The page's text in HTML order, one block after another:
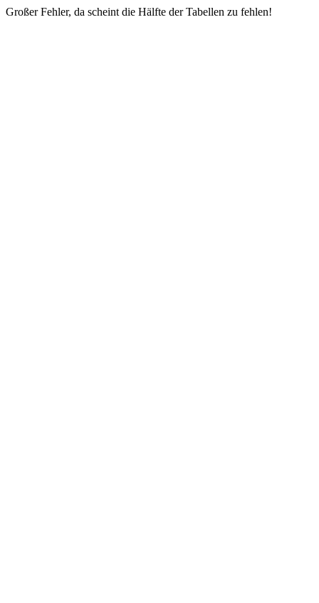
Großer Fehler, da scheint die Hälfte der Tabellen zu fehlen!